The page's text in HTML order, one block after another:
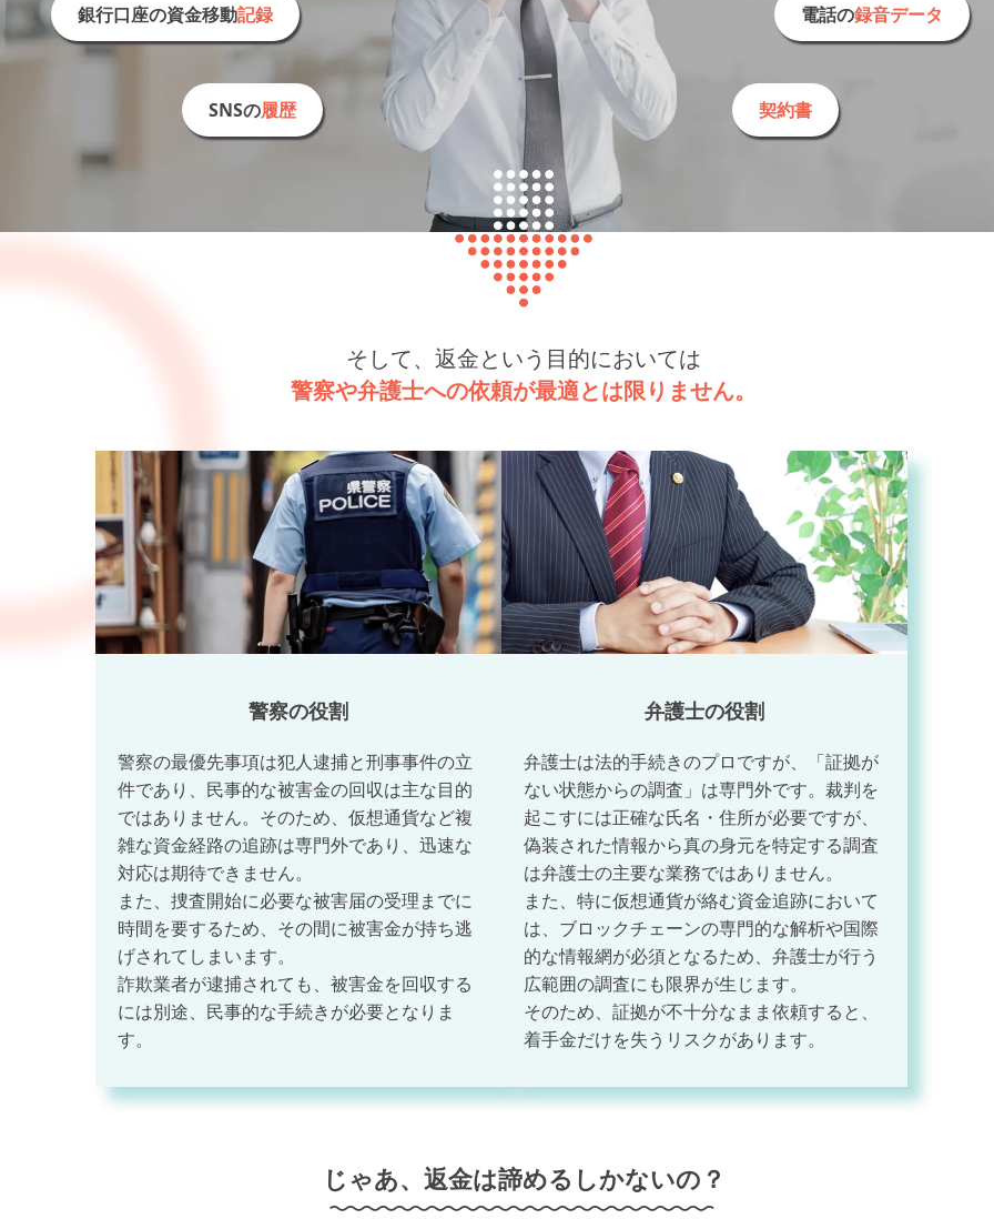
銀行口座の資金移動記録 電話の録音データ
SNSの履歴 契約書
そして、返金という目的においては
警察や弁護士への依頼が最適とは限りません。
警察の役割
警察の最優先事項は犯人逮捕と刑事事件の立
件であり、民事的な被害金の回収は主な目的
ではありません。そのため、仮想通貨など複
雑な資金経路の追跡は専門外であり、迅速な
対応は期待できません。
また、捜査開始に必要な被害届の受理までに
時間を要するため、その間に被害金が持ち逃
げされてしまいます。
詐欺業者が逮捕されても、被害金を回収する
には別途、民事的な手続きが必要となりま
す。
弁護士の役割
弁護士は法的手続きのプロですが、「証拠が
ない状態からの調査」は専門外です。裁判を
起こすには正確な氏名・住所が必要ですが、
偽装された情報から真の身元を特定する調査
は弁護士の主要な業務ではありません。
また、特に仮想通貨が絡む資金追跡において
は、ブロックチェーンの専門的な解析や国際
的な情報網が必須となるため、弁護士が行う
広範囲の調査にも限界が生じます。
そのため、証拠が不十分なまま依頼すると、
着手金だけを失うリスクがあります。
じゃあ、返金は諦めるしかないの？